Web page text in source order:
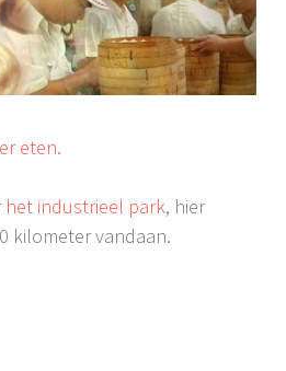
eten.
het industrieel park, hier
kilometer vandaan.